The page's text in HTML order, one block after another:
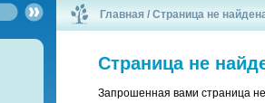
Главная /Страница не
Страница не
Запрошенная вами страница